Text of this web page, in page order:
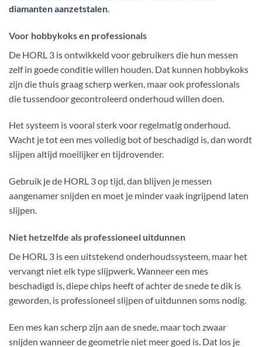
diamanten aanzetstalen
Voor hobbykoks en professionals
De HORL 3 is ontwikkeld voor gebruikers die hun messen
zelf in goede conditie willen houden. Dat kunnen hobbykoks
zijn die thuis graag scherp werken, maar ook professionals
die tussendoor gecontroleerd onderhoud willen doen.
Het systeem is vooral sterk voor regelmatig onderhoud.
Wacht je tot een mes volledig bot of beschadigd is, dan wordt
slijpen altijd moeilijker en tijdrovender.
Gebruik je de HORL 3 op tijd, dan blijven je messen
aangenamer snijden en moet je minder vaak ingrijpend laten
slijpen.
Niet hetzelfde als professioneel uitdunnen
De HORL 3 is een uitstekend onderhoudssysteem, maar het
vervangt niet elk type slijpwerk. Wanneer een mes
beschadigd is, diepe chips heeft of achter de snede te dik is
geworden, is professioneel slijpen of uitdunnen soms nodig.
Een mes kan scherp zijn aan de snede, maar toch zwaar
snijden wanneer de geometrie niet meer goed is. Dat los je